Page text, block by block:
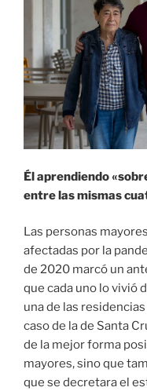
los
de
sus
Él aprendiendo
entre las mismas
Las personas
afectadas por la
de 2020 marcó un
que cada uno lo vivió
una de las
caso de la de Santa
de la mejor forma
mayores, sino que
que se decretara el